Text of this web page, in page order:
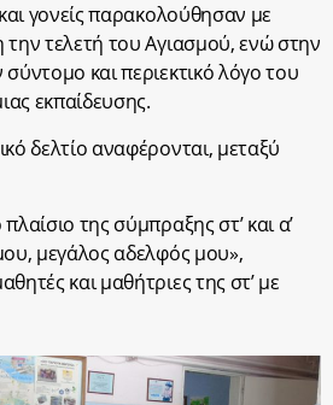
γονείς παρακολούθησαν με
τελετή του Αγιασμού, ενώ στην
και περιεκτικό λόγο του
εκπαίδευσης.
δελτίο αναφέρονται, μεταξύ
της σύμπραξης στ’ και α’
μεγάλος αδελφός μου»,
και μαθήτριες της στ’ με